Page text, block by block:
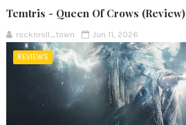
Temtris - Queen Of Crows (Review)
rocknroll_town Jun 11, 2026
REVIEWS